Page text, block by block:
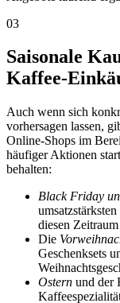
03
Saisonale
Kaffee-
Auch wenn sich
vorhersagen lassen,
Online-Shops im
häufiger Aktionen
behalten:
Black Friday
diesen
Die
Geschenksets
Ostern und der